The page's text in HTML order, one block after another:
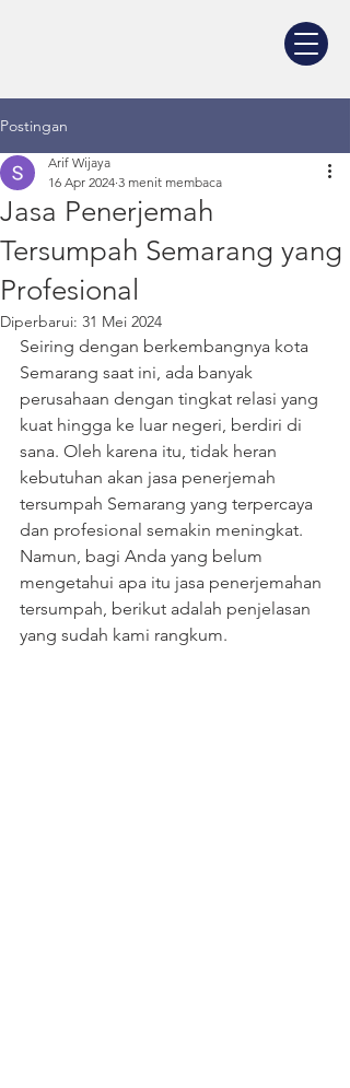
Postingan
Jasa Penerjemah
Tersumpah Semarang yang
Profesional
Arif Wijaya
16 Apr 2024 3 menit membaca
Diperbarui: 31 Mei 2024
Seiring dengan berkembangnya kota
Semarang saat ini, ada banyak
perusahaan dengan tingkat relasi yang
kuat hingga ke luar negeri, berdiri di
sana. Oleh karena itu, tidak heran
kebutuhan akan jasa penerjemah
tersumpah Semarang yang terpercaya
dan profesional semakin meningkat.
Namun, bagi Anda yang belum
mengetahui apa itu jasa penerjemahan
tersumpah, berikut adalah penjelasan
yang sudah kami rangkum.